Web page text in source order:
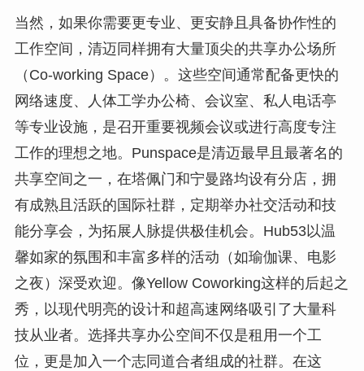
当然，如果你需要更专业、更安静且具备协作性的
工作空间，清迈同样拥有大量顶尖的共享办公场所
（Co-working Space）。这些空间通常配备更快的
网络速度、人体工学办公椅、会议室、私人电话亭
等专业设施，是召开重要视频会议或进行高度专注
工作的理想之地。Punspace是清迈最早且最著名的
共享空间之一，在塔佩门和宁曼路均设有分店，拥
有成熟且活跃的国际社群，定期举办社交活动和技
能分享会，为拓展人脉提供极佳机会。Hub53以温
馨如家的氛围和丰富多样的活动（如瑜伽课、电影
之夜）深受欢迎。像Yellow Coworking这样的后起之
秀，以现代明亮的设计和超高速网络吸引了大量科
技从业者。选择共享办公空间不仅是租用一个工
位，更是加入一个志同道合者组成的社群。在这